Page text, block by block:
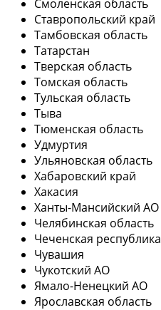
Смоленская область
Ставропольский край
Тамбовская область
Татарстан
Тверская область
Томская область
Тульская область
Тыва
Тюменская область
Удмуртия
Ульяновская область
Хабаровский край
Хакасия
Ханты-Мансийский АО
Челябинская область
Чеченская республика
Чувашия
Чукотский АО
Ямало-Ненецкий АО
Ярославская область